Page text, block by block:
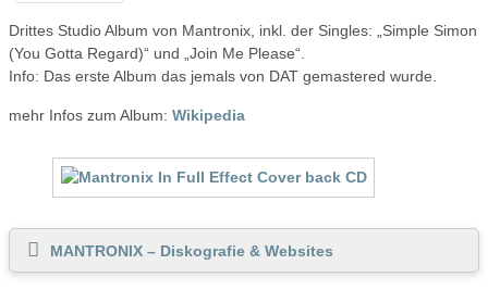
Drittes Studio Album von Mantronix, inkl. der Singles: „Simple Simon
(You Gotta Regard)“ und „Join Me Please“.
Info: Das erste Album das jemals von DAT gemastered wurde.
mehr Infos zum Album: Wikipedia
MANTRONIX – Diskografie & Websites